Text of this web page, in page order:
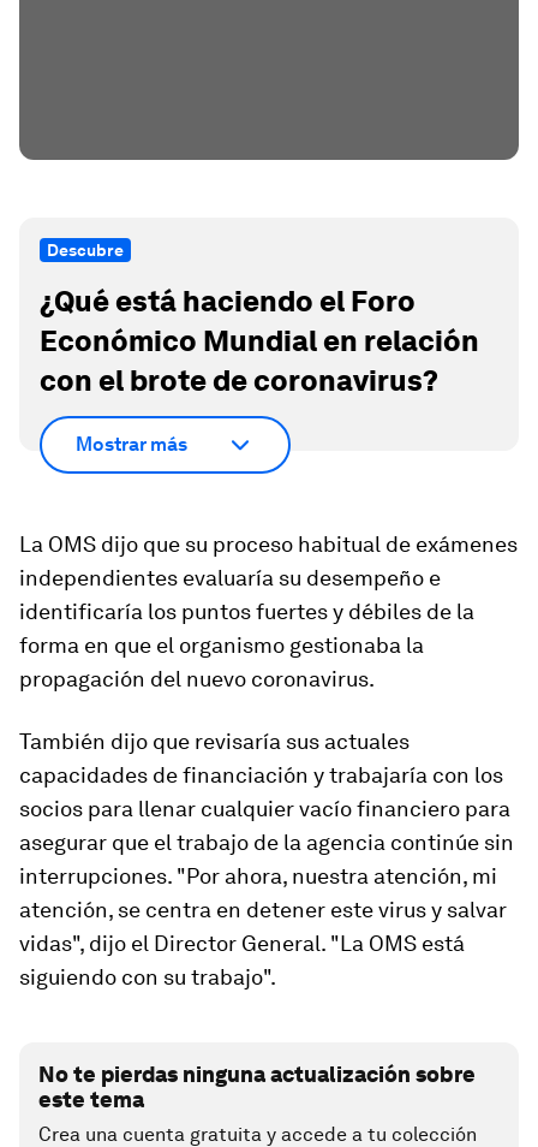
Descubre
¿Qué está haciendo el Foro
Económico Mundial en relación
con el brote de coronavirus?
Mostrar más
La OMS dijo que su proceso habitual de exámenes
independientes evaluaría su desempeño e
identificaría los puntos fuertes y débiles de la
forma en que el organismo gestionaba la
propagación del nuevo coronavirus.
También dijo que revisaría sus actuales
capacidades de financiación y trabajaría con los
socios para llenar cualquier vacío financiero para
asegurar que el trabajo de la agencia continúe sin
interrupciones. "Por ahora, nuestra atención, mi
atención, se centra en detener este virus y salvar
vidas", dijo el Director General. "La OMS está
siguiendo con su trabajo".
No te pierdas ninguna actualización sobre
este tema
Crea una cuenta gratuita y accede a tu colección